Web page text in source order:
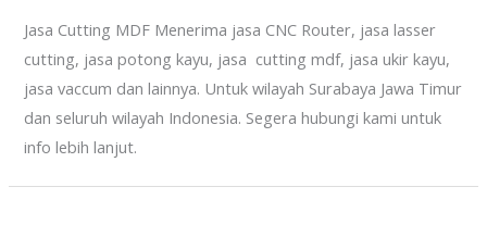
Jasa Cutting MDF Menerima jasa CNC Router, jasa lasser
cutting, jasa potong kayu, jasa cutting mdf, jasa ukir kayu,
jasa vaccum dan lainnya. Untuk wilayah Surabaya Jawa Timur
dan seluruh wilayah Indonesia. Segera hubungi kami untuk
info lebih lanjut.